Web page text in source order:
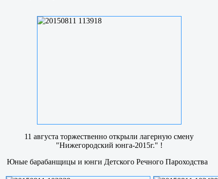
11 августа торжественно открыли лагерную смену
"Нижегородский юнга-2015г." !
Юные барабанщицы и юнги Детского Речного Пароходства